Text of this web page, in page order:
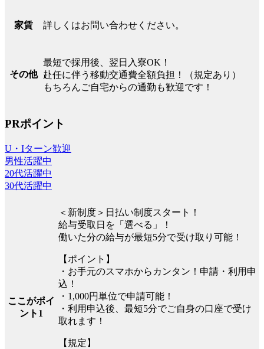
家賃 詳しくはお問い合わせください。
その他
最短で採用後、翌日入寮OK！
赴任に伴う移動交通費全額負担！（規定あり）
もちろんご自宅からの通勤も歓迎です！
PRポイント
U・Iターン歓迎
男性活躍中
20代活躍中
30代活躍中
ここがポイ
ント1
＜新制度＞日払い制度スタート！
給与受取日を「選べる」！
働いた分の給与が最短5分で受け取り可能！
【ポイント】
・お手元のスマホからカンタン！申請・利用申
込！
・1,000円単位で申請可能！
・利用申込後、最短5分でご自身の口座で受け
取れます！
【規定】